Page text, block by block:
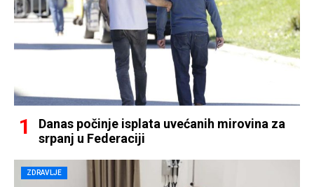
Danas počinje isplata uvećanih mirovina za
srpanj u Federaciji
ZDRAVLJE